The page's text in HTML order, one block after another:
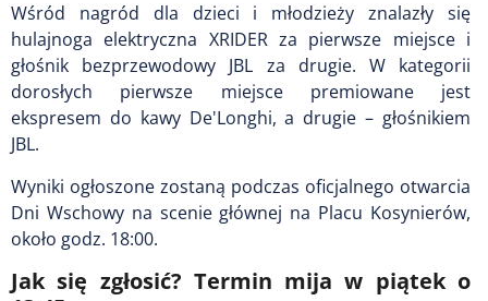
Wśród nagród dla dzieci i młodzieży znalazły się
hulajnoga elektryczna XRIDER za pierwsze miejsce i
głośnik bezprzewodowy JBL za drugie. W kategorii
dorosłych pierwsze miejsce premiowane jest
ekspresem do kawy De'Longhi, a drugie – głośnikiem
JBL.
Wyniki ogłoszone zostaną podczas oficjalnego otwarcia
Dni Wschowy na scenie głównej na Placu Kosynierów,
około godz. 18:00.
Jak się zgłosić? Termin mija w piątek o